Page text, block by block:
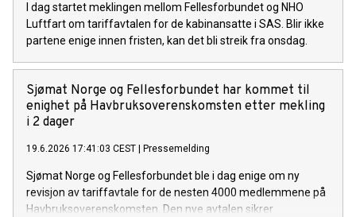
I dag startet meklingen mellom Fellesforbundet og NHO
Luftfart om tariffavtalen for de kabinansatte i SAS. Blir ikke
partene enige innen fristen, kan det bli streik fra onsdag.
Sjømat Norge og Fellesforbundet har kommet til
enighet på Havbruksoverenskomsten etter mekling
i 2 dager
19.6.2026 17:41:03 CEST Pressemelding
Sjømat Norge og Fellesforbundet ble i dag enige om ny
revisjon av tariffavtale for de nesten 4000 medlemmene på
Havbruksoverenskomsten. Den nye avtalen sikrer